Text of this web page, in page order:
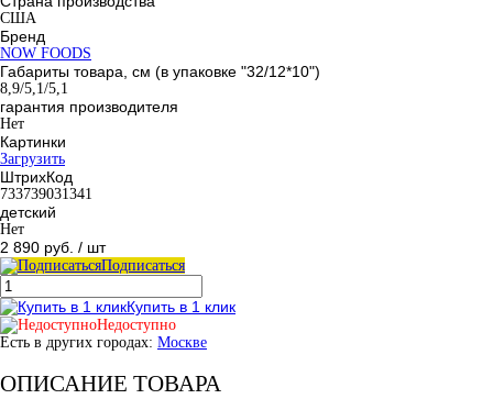
США
Бренд
NOW FOODS
Габариты товара, см (в упаковке "32/12*10")
8,9/5,1/5,1
гарантия производителя
Нет
Картинки
Загрузить
ШтрихКод
733739031341
детский
Нет
2 890 руб. / шт
Подписаться
Купить в 1 клик
Недоступно
Есть в других городах: Москве
ОПИСАНИЕ ТОВАРА